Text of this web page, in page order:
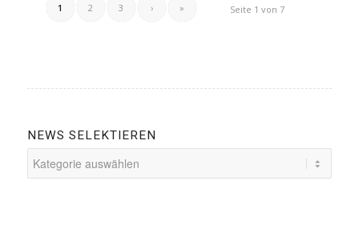
Seite 1 von 7
1 2 3 › »
NEWS SELEKTIEREN
selektieren